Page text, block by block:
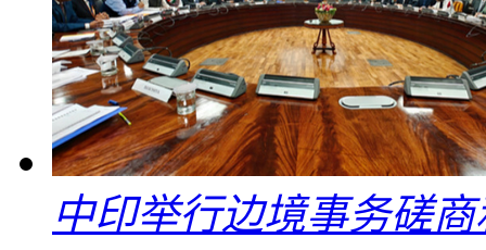
中印举行边境事务磋